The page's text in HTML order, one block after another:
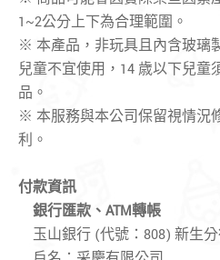
1~2公分上下為合理範圍。
※ 本產品，非玩具且內含玻璃
兒童不宜使用，14 歳以下兒童
品。
※ 本服務與本公司保留視情況
利。
付款資訊
銀行匯款、 ATM轉帳
玉山銀行 (代號：808) 新生